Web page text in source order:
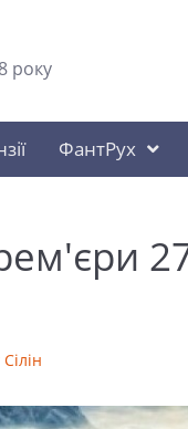
року
ФантРух